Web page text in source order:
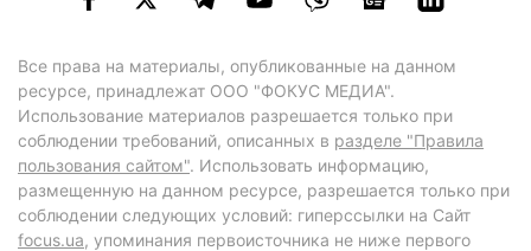
Все права на материалы, опубликованные на данном
ресурсе, принадлежат ООО "ФОКУС МЕДИА".
Использование материалов разрешается только при
соблюдении требований, описанных в разделе "Правила
пользования сайтом". Использовать информацию,
размещенную на данном ресурсе, разрешается только при
соблюдении следующих условий: гиперссылки на Сайт
focus.ua, упоминания первоисточника не ниже первого